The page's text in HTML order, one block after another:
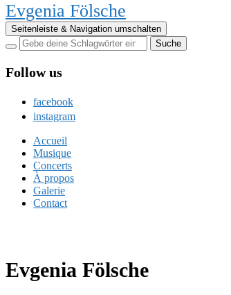
Evgenia Fölsche
Seitenleiste & Navigation umschalten
Follow us
facebook
instagram
Accueil
Musique
Concerts
À propos
Galerie
Contact
Evgenia Fölsche